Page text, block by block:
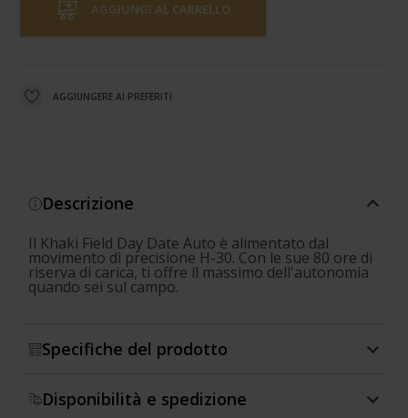
AGGIUNGI AL CARRELLO
AGGIUNGERE AI PREFERITI
Descrizione
Il Khaki Field Day Date Auto è alimentato dal
movimento di precisione H-30. Con le sue 80 ore di
riserva di carica, ti offre il massimo dell'autonomia
quando sei sul campo.
Specifiche del prodotto
Disponibilità e spedizione